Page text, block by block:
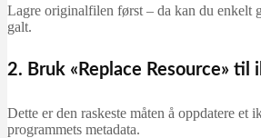
Lagre originalfilen først – da kan du enkelt
galt.
2. Bruk «Replace Resource» til
Dette er den raskeste måten å oppdatere et
programmets metadata.